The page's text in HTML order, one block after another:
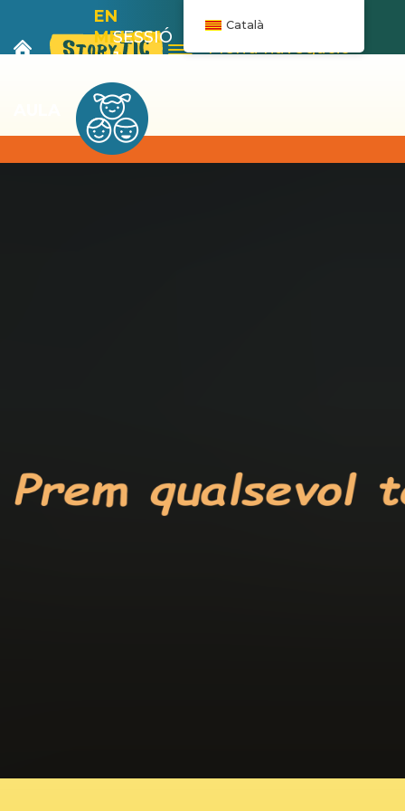
EN
MELOIX
I LA
BANYERA
SESSIÓ
1
Menú navegació
Català